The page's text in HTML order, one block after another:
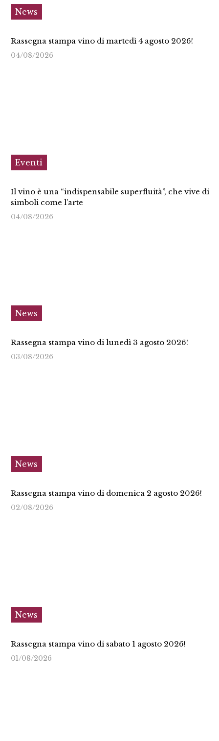
News
Rassegna stampa vino di martedì 4 agosto 2026!
04/08/2026
Eventi
Il vino è una “indispensabile superfluità”, che vive di
simboli come l’arte
04/08/2026
News
Rassegna stampa vino di lunedì 3 agosto 2026!
03/08/2026
News
Rassegna stampa vino di domenica 2 agosto 2026!
02/08/2026
News
Rassegna stampa vino di sabato 1 agosto 2026!
01/08/2026